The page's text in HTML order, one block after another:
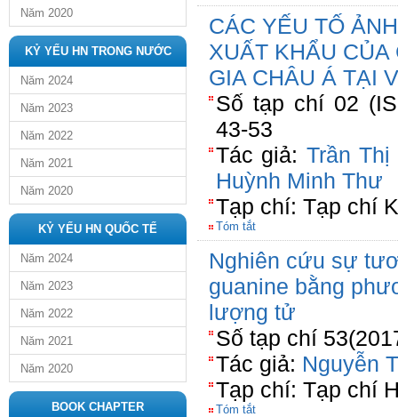
Năm 2020
KỶ YẾU HN TRONG NƯỚC
Năm 2024
Năm 2023
Năm 2022
Năm 2021
Năm 2020
KỶ YẾU HN QUỐC TẾ
Năm 2024
Năm 2023
Năm 2022
Năm 2021
Năm 2020
BOOK CHAPTER
CÁC YẾU TỐ
XUẤT KHẨU
GIA CHÂU Á TẠI
Số tạp chí 02
43-53
Tác giả: Trần
Huỳnh Minh Thư
Tạp chí: Tạp chí
Tóm tắt
Nghiên cứu sự
guanine bằng
lượng tử
Số tạp chí
Tác giả: Nguyễn
Tạp chí: Tạp chí
Tóm tắt